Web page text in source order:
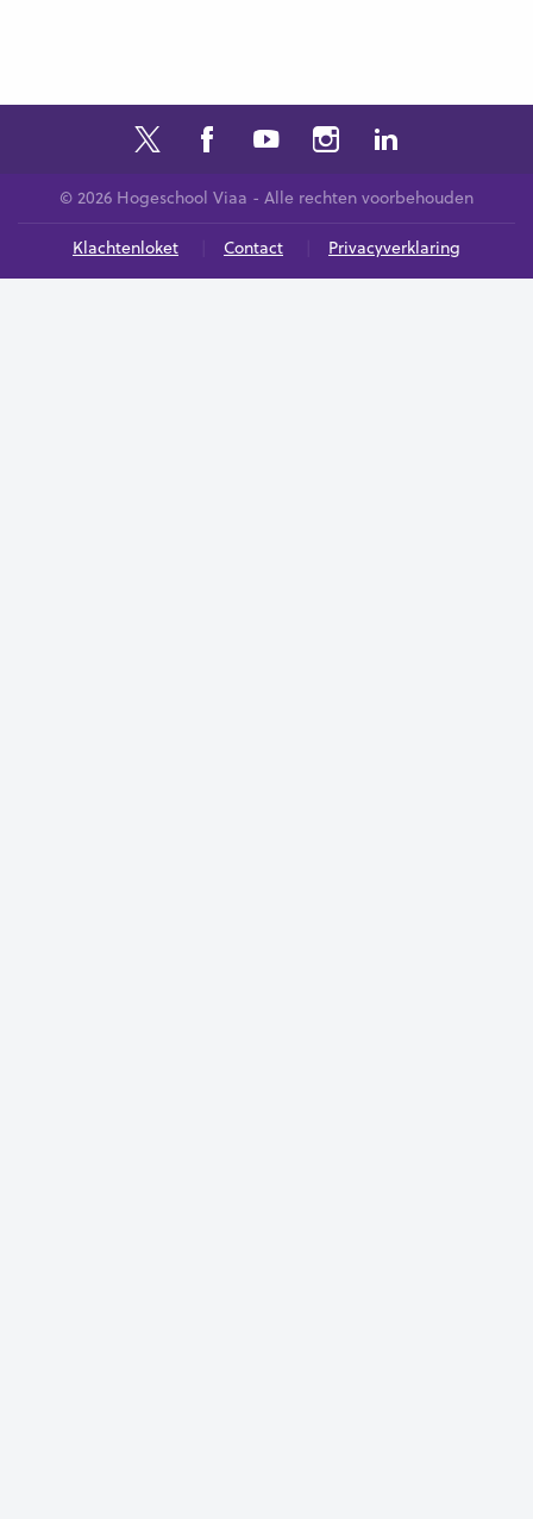
© 2026 Hogeschool Viaa - Alle rechten voorbehouden
Klachtenloket Contact Privacyverklaring